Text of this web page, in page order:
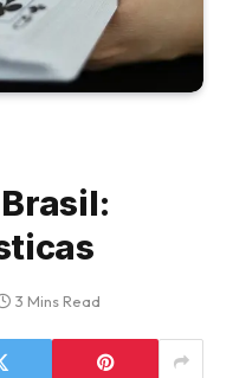
3 Mins Read